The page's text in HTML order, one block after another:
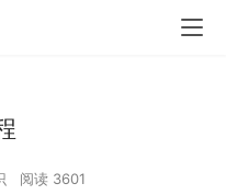
阅读 3601